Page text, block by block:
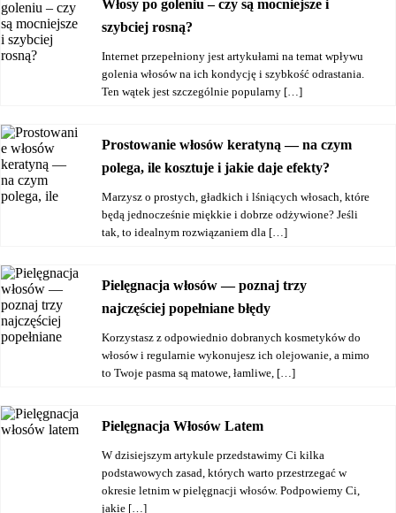
Włosy po goleniu – czy są mocniejsze i
szybciej rosną?
Internet przepełniony jest artykułami na temat wpływu
golenia włosów na ich kondycję i szybkość odrastania.
Ten wątek jest szczególnie popularny […]
Prostowanie włosów keratyną — na czym
polega, ile kosztuje i jakie daje efekty?
Marzysz o prostych, gładkich i lśniących włosach, które
będą jednocześnie miękkie i dobrze odżywione? Jeśli
tak, to idealnym rozwiązaniem dla […]
Pielęgnacja włosów — poznaj trzy
najczęściej popełniane błędy
Korzystasz z odpowiednio dobranych kosmetyków do
włosów i regularnie wykonujesz ich olejowanie, a mimo
to Twoje pasma są matowe, łamliwe, […]
Pielęgnacja Włosów Latem
W dzisiejszym artykule przedstawimy Ci kilka
podstawowych zasad, których warto przestrzegać w
okresie letnim w pielęgnacji włosów. Podpowiemy Ci,
jakie […]